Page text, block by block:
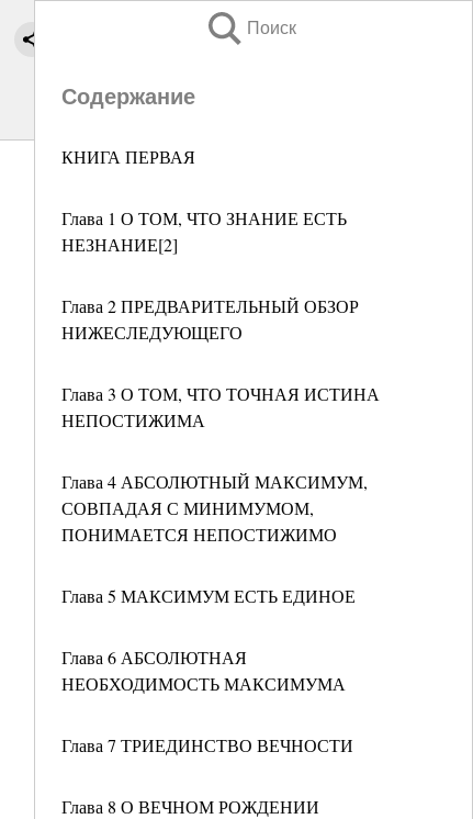
Поиск
Содержание
КНИГА ПЕРВАЯ
Глава 1 О ТОМ, ЧТО ЗНАНИЕ ЕСТЬ
НЕЗНАНИЕ[2]
Глава 2 ПРЕДВАРИТЕЛЬНЫЙ ОБЗОР
НИЖЕСЛЕДУЮЩЕГО
Глава 3 О ТОМ, ЧТО ТОЧНАЯ ИСТИНА
НЕПОСТИЖИМА
Глава 4 АБСОЛЮТНЫЙ МАКСИМУМ,
СОВПАДАЯ С МИНИМУМОМ,
ПОНИМАЕТСЯ НЕПОСТИЖИМО
Глава 5 МАКСИМУМ ЕСТЬ ЕДИНОЕ
Глава 6 АБСОЛЮТНАЯ
НЕОБХОДИМОСТЬ МАКСИМУМА
Глава 7 ТРИЕДИНСТВО ВЕЧНОСТИ
Глава 8 О ВЕЧНОМ РОЖДЕНИИ